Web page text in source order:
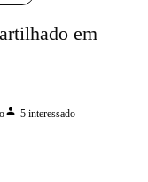
em
person 5 interessado